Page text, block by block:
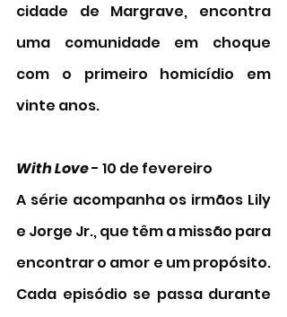
cidade de Margrave, encontra
uma comunidade em choque
com o primeiro homicídio em
vinte anos.
With Love - 10 de fevereiro
A série acompanha os irmãos Lily
e Jorge Jr., que têm a missão para
encontrar o amor e um propósito.
Cada episódio se passa durante